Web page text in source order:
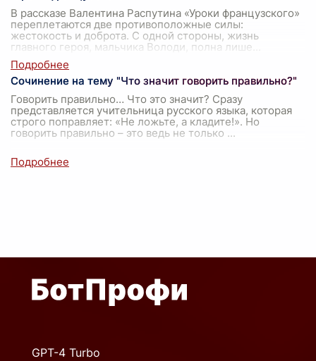
В рассказе Валентина Распутина «Уроки французского»
переплетаются две противоположные силы:
жестокость и доброта. С одной стороны, жизнь
главного героя, мальчика Володи, полна лише
Сочинение на тему "Что значит говорить правильно?"
Говорить правильно… Что это значит? Сразу
представляется учительница русского языка, которая
строго поправляет: «Не ложьте, а кладите!». Но
говорить правильно – это ведь не только ...
GPT-4 Turbo